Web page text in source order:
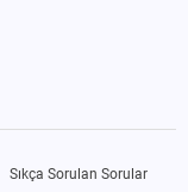
Sıkça Sorulan Sorular